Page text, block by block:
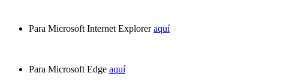
Para Microsoft Internet Exploreraquí
Para Microsoft Edge aquí